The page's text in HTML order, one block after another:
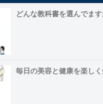
どんな教科書を選んでます
毎日の美容と健康を楽しく